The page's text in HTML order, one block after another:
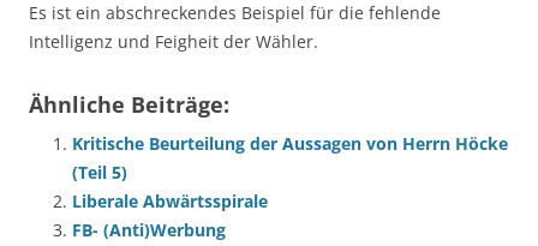
Es ist ein abschreckendes Beispiel für die fehlende
Intelligenz und Feigheit der Wähler.
Ähnliche Beiträge:
Kritische Beurteilung der Aussagen von Herrn Höcke
(Teil 5)
Liberale Abwärtsspirale
FB- (Anti)Werbung